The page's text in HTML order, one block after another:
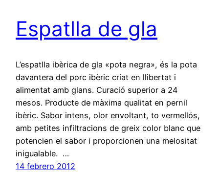
Espatlla de gla
L’espatlla ibèrica de gla «pota negra», és la pota
davantera del porc ibèric criat en llibertat i
alimentat amb glans. Curació superior a 24
mesos. Producte de màxima qualitat en pernil
ibèric. Sabor intens, olor envoltant, to vermellós,
amb petites infiltracions de greix color blanc que
potencien el sabor i proporcionen una melositat
inigualable. …
14 febrero 2012